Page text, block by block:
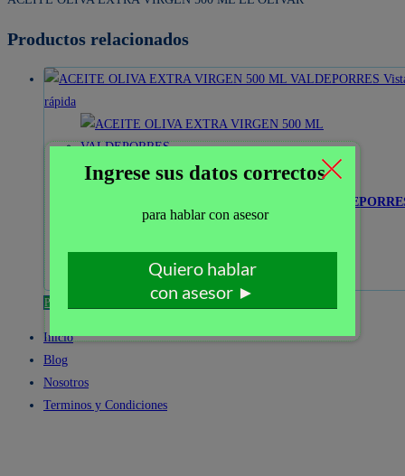
Productos relacionados
rápida
Vista rápida
ACEITE OLIVA EXTRA VIRGEN 500 ML
Pedir por WhatsApp
Inicio
Blog
Nosotros
Terminos y Condiciones